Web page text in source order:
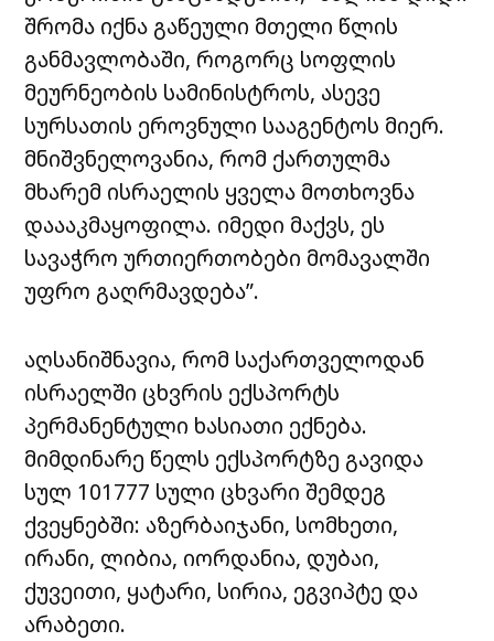
შრომა იქნა გაწეული მთელი წლის
განმავლობაში, როგორც სოფლის
მეურნეობის სამინისტროს, ასევე
სურსათის ეროვნული სააგენტოს მიერ.
მნიშვნელოვანია, რომ ქართულმა
მხარემ ისრაელის ყველა მოთხოვნა
დაააკმაყოფილა. იმედი მაქვს, ეს
სავაჭრო ურთიერთობები მომავალში
უფრო გაღრმავდება”.
აღსანიშნავია, რომ საქართველოდან
ისრაელში ცხვრის ექსპორტს
პერმანენტული ხასიათი ექნება.
მიმდინარე წელს ექსპორტზე გავიდა
სულ 101777 სული ცხვარი შემდეგ
ქვეყნებში: აზერბაიჯანი, სომხეთი,
ირანი, ლიბია, იორდანია, დუბაი,
ქუვეითი, ყატარი, სირია, ეგვიპტე და
არაბეთი.